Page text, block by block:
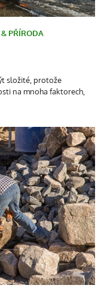
& PŘÍRODA
složité, protože
na mnoha faktorech,